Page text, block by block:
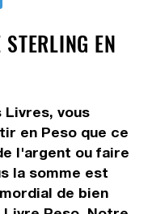
EN
Livres, vous
en Peso que ce
l'argent ou faire
la somme est
de bien